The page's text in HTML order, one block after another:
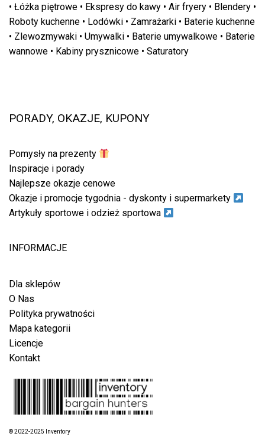
• Łóżka piętrowe • Ekspresy do kawy • Air fryery • Blendery •
Roboty kuchenne • Lodówki • Zamrażarki • Baterie kuchenne
• Zlewozmywaki • Umywalki • Baterie umywalkowe • Baterie
wannowe • Kabiny prysznicowe • Saturatory
PORADY, OKAZJE, KUPONY
Pomysły na prezenty
Inspiracje i porady
Najlepsze okazje cenowe
Okazje i promocje tygodnia - dyskonty i supermarkety
Artykuły sportowe i odzież sportowa
INFORMACJE
Dla sklepów
O Nas
Polityka prywatności
Mapa kategorii
Licencje
Kontakt
© 2022-2025 Inventory